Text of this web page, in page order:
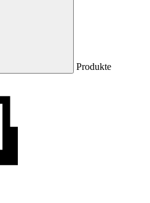
Produkte